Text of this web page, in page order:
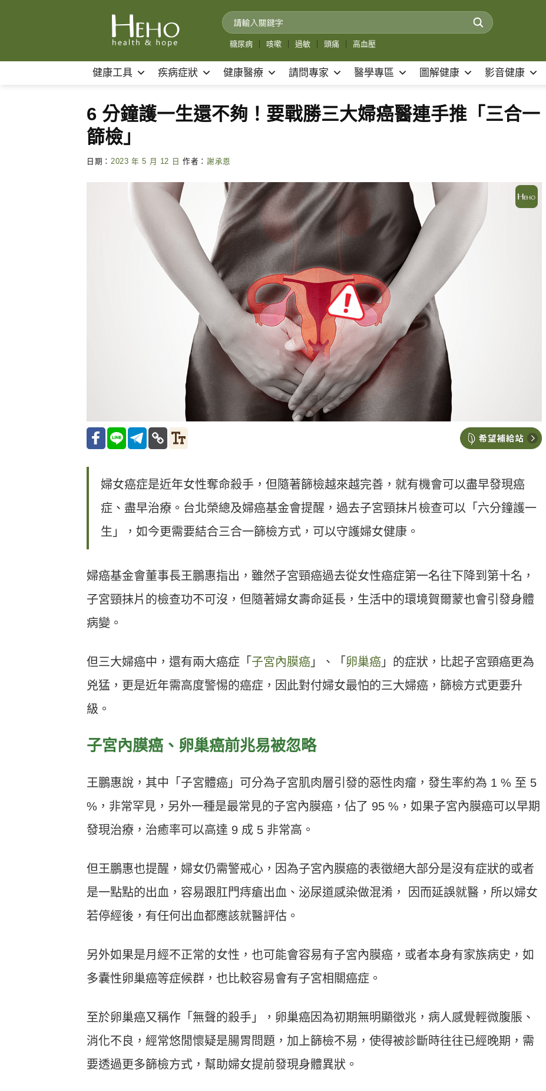
糖尿病 咳嗽 過敏 頭痛 高血壓
健康工具 疾病症狀 健康醫療 請問專家 醫學專區 圖解健康 影音健康
6 分鐘護一生還不夠！要戰勝三大婦癌醫連手推「三合一
篩檢」
日期： 2023 年 5 月 12 日 作者： 謝承恩
婦女癌症是近年女性奪命殺手，但隨著篩檢越來越完善，就有機會可以盡早發現癌
症、盡早治療。台北榮總及婦癌基金會提醒，過去子宮頸抹片檢查可以「六分鐘護一
生」，如今更需要結合三合一篩檢方式，可以守護婦女健康。
婦癌基金會董事長王鵬惠指出，雖然子宮頸癌過去從女性癌症第一名往下降到第十名，
子宮頸抹片的檢查功不可沒，但隨著婦女壽命延長，生活中的環境賀爾蒙也會引發身體
病變。
但三大婦癌中，還有兩大癌症「 子宮內膜癌 」、「 卵巢癌 」的症狀，比起子宮頸癌更為
兇猛，更是近年需高度警惕的癌症，因此對付婦女最怕的三大婦癌，篩檢方式更要升
級。
子宮內膜癌、卵巢癌前兆易被忽略
王鵬惠說，其中「子宮體癌」可分為子宮肌肉層引發的惡性肉瘤，發生率約為 1 % 至 5
%，非常罕見，另外一種是最常見的子宮內膜癌，佔了 95 %，如果子宮內膜癌可以早期
發現治療，治癒率可以高達 9 成 5 非常高。
但王鵬惠也提醒，婦女仍需警戒心，因為子宮內膜癌的表徵絕大部分是沒有症狀的或者
是一點點的出血，容易跟肛門痔瘡出血、泌尿道感染做混淆， 因而延誤就醫，所以婦女
若停經後，有任何出血都應該就醫評估。
另外如果是月經不正常的女性，也可能會容易有子宮內膜癌，或者本身有家族病史，如
多囊性卵巢癌等症候群，也比較容易會有子宮相關癌症。
至於卵巢癌又稱作「無聲的殺手」，卵巢癌因為初期無明顯徵兆，病人感覺輕微腹脹、
消化不良，經常悠閒懷疑是腸胃問題，加上篩檢不易，使得被診斷時往往已經晚期，需
要透過更多篩檢方式，幫助婦女提前發現身體異狀。